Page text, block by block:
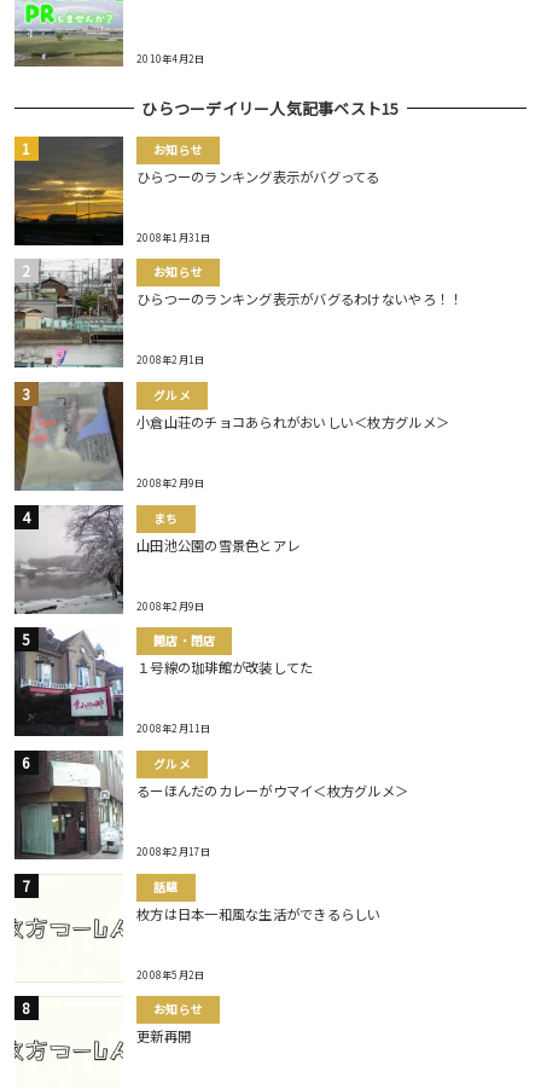
2010年4月2日
ひらつーデイリー人気記事ベスト15
お知らせ
ひらつーのランキング表示がバグってる
2008年1月31日
お知らせ
ひらつーのランキング表示がバグるわけないやろ！！
2008年2月1日
グルメ
小倉山荘のチョコあられがおいしい＜枚方グルメ＞
2008年2月9日
まち
山田池公園の雪景色とアレ
2008年2月9日
開店・閉店
１号線の珈琲館が改装してた
2008年2月11日
グルメ
るーほんだのカレーがウマイ＜枚方グルメ＞
2008年2月17日
話題
枚方は日本一和風な生活ができるらしい
2008年5月2日
お知らせ
更新再開